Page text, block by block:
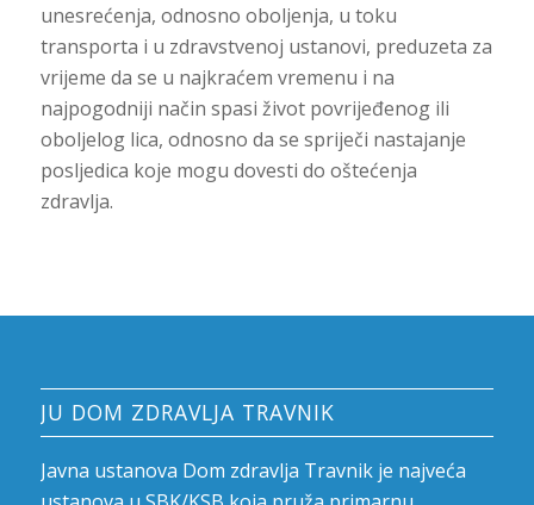
unesrećenja, odnosno oboljenja, u toku
transporta i u zdravstvenoj ustanovi, preduzeta za
vrijeme da se u najkraćem vremenu i na
najpogodniji način spasi život povrijeđenog ili
oboljelog lica, odnosno da se spriječi nastajanje
posljedica koje mogu dovesti do oštećenja
zdravlja.
JU DOM ZDRAVLJA TRAVNIK
Javna ustanova Dom zdravlja Travnik je najveća